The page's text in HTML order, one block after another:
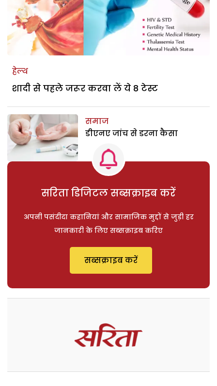
हेल्थ
शादी से पहले जरूर करवा लें ये 8 टेस्ट
समाज
डीएनए जांच से डरना कैसा
सरिता डिजिटल सब्सक्राइब करें
अपनी पसंदीदा कहानियां और सामाजिक मुद्दों से जुड़ी हर
जानकारी के लिए सब्सक्राइब करिए
सब्सक्राइब करें